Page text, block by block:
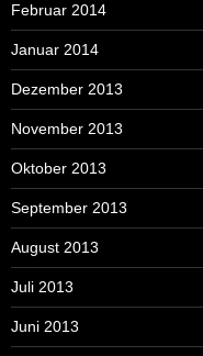
Februar 2014
Januar 2014
Dezember 2013
November 2013
Oktober 2013
September 2013
August 2013
Juli 2013
Juni 2013